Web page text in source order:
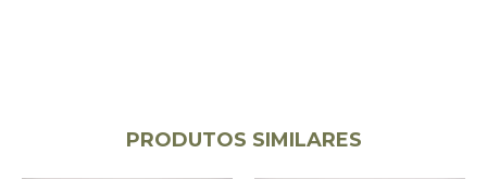
PRODUTOS SIMILARES